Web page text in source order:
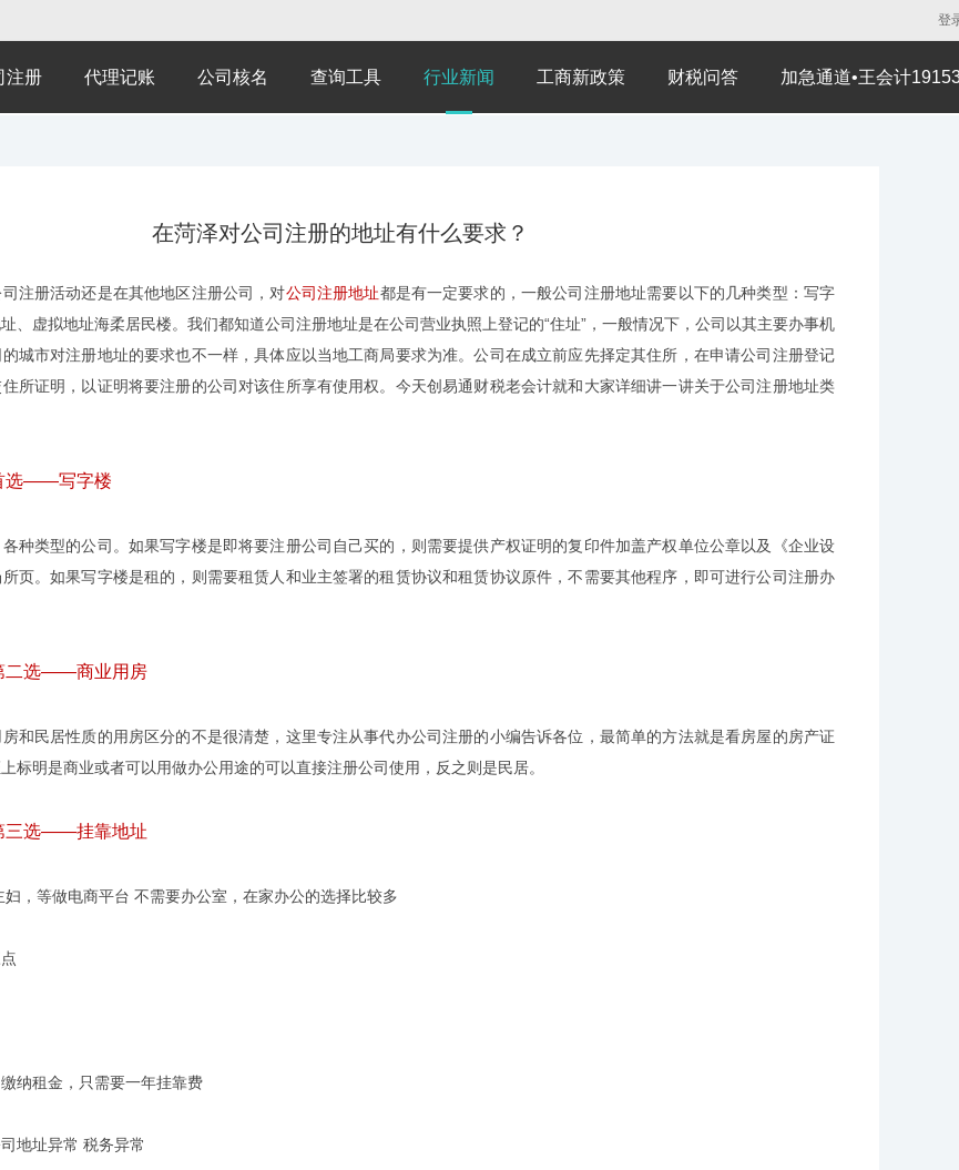
登
注册 代理记账 公司核名 查询工具 行业新闻 工商新政策 财税问答 加急通道•王会计
在菏泽对公司注册的地址有什么要求？
册活动还是在其他地区注册公司，对公司注册地址都是有一定要求的，一般公司注册地址需要以下的几种类型：写字
、虚拟地址海柔居民楼。我们都知道公司注册地址是在公司营业执照上登记的“住址”，一般情况下，公司以其主要办事机
城市对注册地址的要求也不一样，具体应以当地工商局要求为准。公司在成立前应先择定其住所，在申请公司注册登记
所证明，以证明将要注册的公司对该住所享有使用权。今天创易通财税老会计就和大家详细讲一讲关于公司注册地址类
——写字楼
类型的公司。如果写字楼是即将要注册公司自己买的，则需要提供产权证明的复印件加盖产权单位公章以及《企业设
页。如果写字楼是租的，则需要租赁人和业主签署的租赁协议和租赁协议原件，不需要其他程序，即可进行公司注册办
选——商业用房
民居性质的用房区分的不是很清楚，这里专注从事代办公司注册的小编告诉各位，最简单的方法就是看房屋的房产证
标明是商业或者可以用做办公用途的可以直接注册公司使用，反之则是民居。
选——挂靠地址
等做电商平台 不需要办公室，在家办公的选择比较多
租金，只需要一年挂靠费
址异常 税务异常